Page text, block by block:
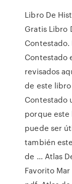
Libro De
Gratis Libro
Contestado.
Contestado
revisados
de este
Contestado
porque este
puede ser
también
de … Atlas
Favorito